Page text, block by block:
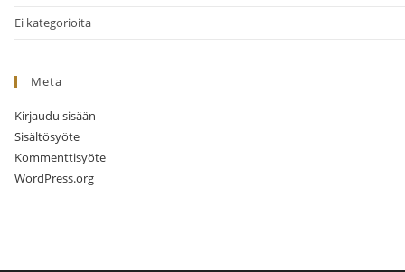
Ei kategorioita
Meta
Kirjaudu sisään
Sisältösyöte
Kommenttisyöte
WordPress.org